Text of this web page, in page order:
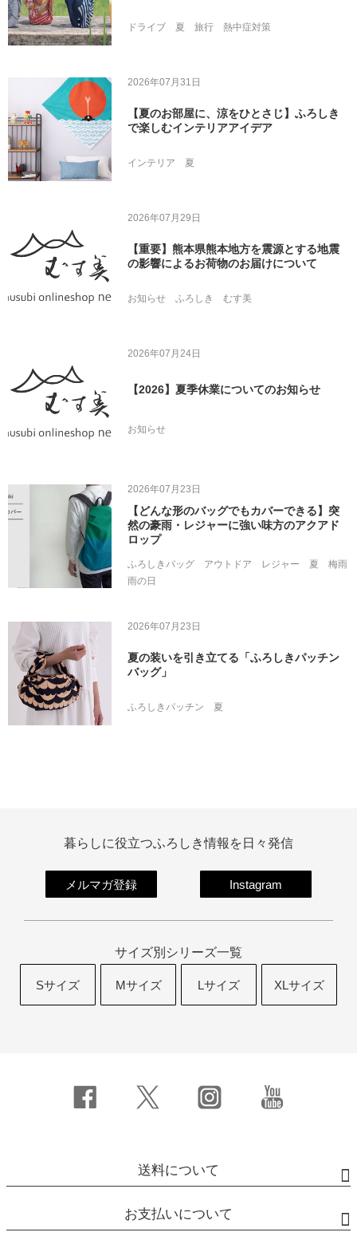
ドライブ 夏 旅行 熱中症対策
2026年07月31日
【夏のお部屋に、涼をひとさじ】ふろしき
で楽しむインテリアアイデア
インテリア 夏
2026年07月29日
【重要】熊本県熊本地方を震源とする地震
の影響によるお荷物のお届けについて
お知らせ ふろしき むす美
2026年07月24日
【2026】夏季休業についてのお知らせ
お知らせ
2026年07月23日
【どんな形のバッグでもカバーできる】突
然の豪雨・レジャーに強い味方のアクアド
ロップ
ふろしきバッグ アウトドア レジャー 夏
梅雨
雨の日
2026年07月23日
夏の装いを引き立てる「ふろしきパッチン
バッグ」
ふろしきパッチン 夏
暮らしに役立つふろしき情報を日々発信
メルマガ登録 Instagram
サイズ別シリーズ一覧
Sサイズ Mサイズ Lサイズ XLサイズ
送料について
お支払いについて